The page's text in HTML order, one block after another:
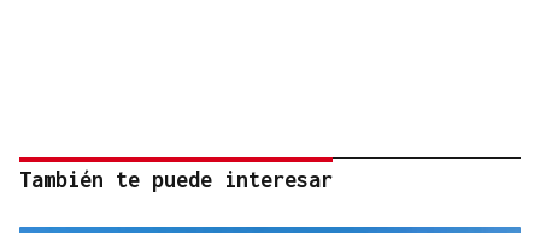
También te puede interesar